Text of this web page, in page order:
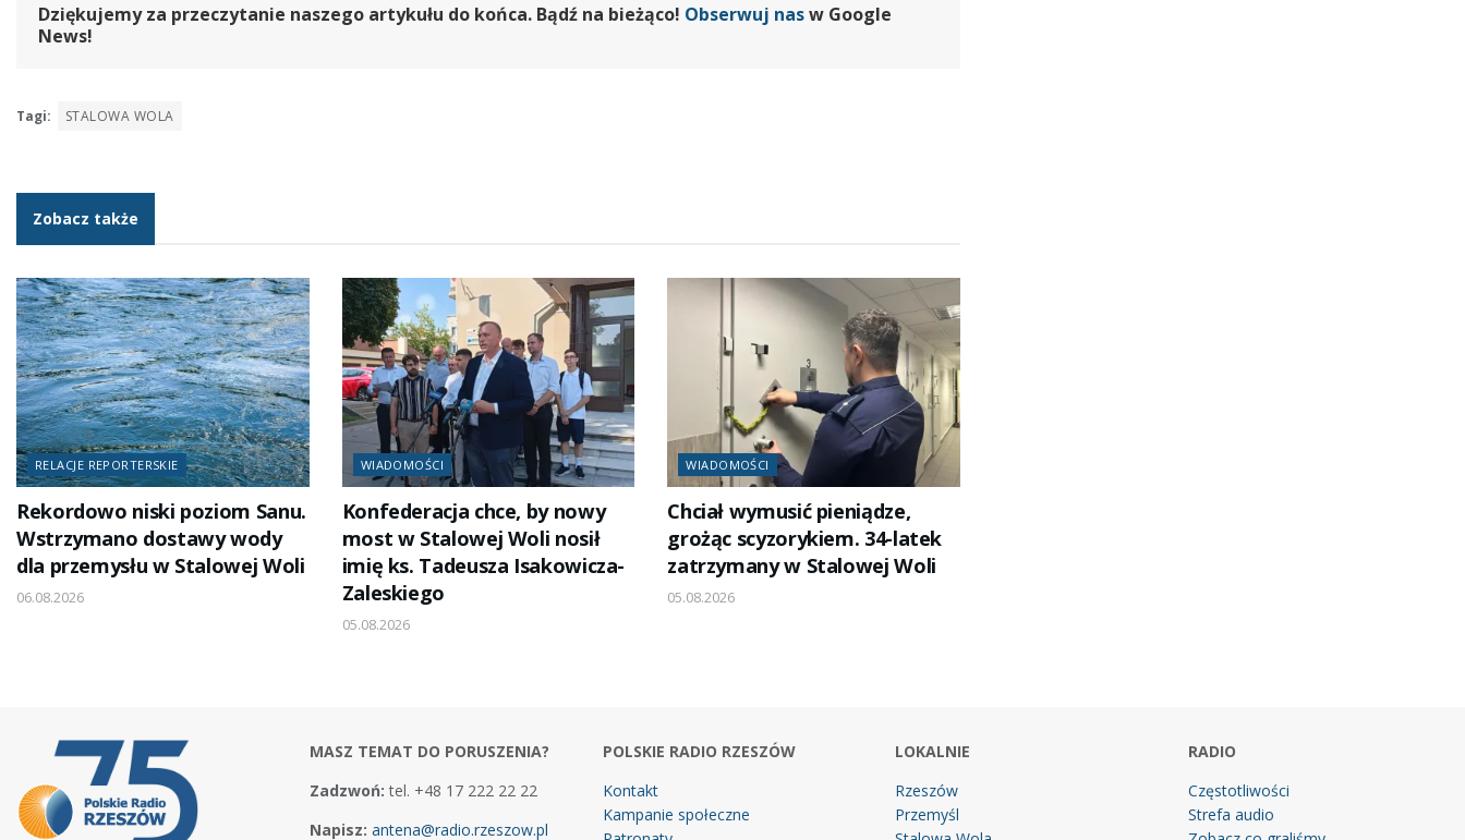
Dziękujemy za przeczytanie naszego artykułu do końca. Bądź na bieżąco! Obserwuj nasw Google
News!
Tagi: STALOWA WOLA
Zobacz także
RELACJE REPORTERSKIE
Rekordowo niski poziom Sanu.
Wstrzymano dostawy wody
dla przemysłu w Stalowej Woli
06.08.2026
WIADOMOŚCI
Konfederacja chce, by nowy
most w Stalowej Woli nosił
imię ks. Tadeusza Isakowicza-
Zaleskiego
05.08.2026
WIADOMOŚCI
Chciał wymusić pieniądze,
grożąc scyzorykiem. 34-latek
zatrzymany w Stalowej Woli
05.08.2026
MASZ TEMAT DO PORUSZENIA?
Zadzwoń: tel. +48 17 222 22 22
Napisz: antena@radio.rzeszow.pl
POLSKIE RADIO RZESZÓW
Kontakt
Kampanie społeczne
LOKALNIE
Rzeszów
Przemyśl
RADIO
Częstotliwości
Strefa audio